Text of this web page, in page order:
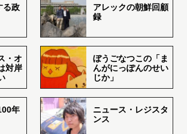
る政
アレックの朝鮮回顧
録
・オ
対岸
ぼうごなつこの「ま
んがにっぽんのせい
じか」
年
ニュース・レジスタ
ンス